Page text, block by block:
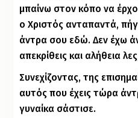
μπαίνω στον κόπο να
ο Χριστός ανταπαντά,
άντρα σου εδώ. Δεν έχω
απεκρίθεις και αλήθεια
Συνεχίζοντας, της
αυτός που έχεις τώρα
γυναίκα σάστισε.